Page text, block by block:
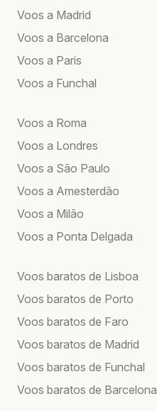
Voos a Madrid
Voos a Barcelona
Voos a Paris
Voos a Funchal
Voos a Roma
Voos a Londres
Voos a São Paulo
Voos a Amesterdão
Voos a Milão
Voos a Ponta Delgada
Voos baratos de Lisboa
Voos baratos de Porto
Voos baratos de Faro
Voos baratos de Madrid
Voos baratos de Funchal
Voos baratos de Barcelona